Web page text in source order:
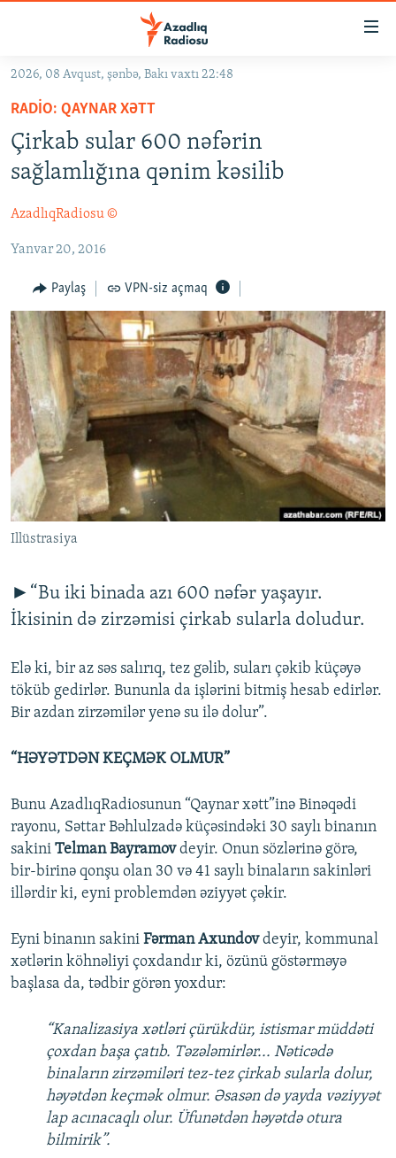
Əsas
qayıt
Əsas
naviqasiyaya
qayıt
Axtarışa
GÜNDƏM
#İZAHLA
KORRUPSIOMETR
#ƏSLINDƏ
FƏRQƏ BAX
QANUNI DOĞRU
ARAŞDIRMA
MULTIMEDIA
VIDEO
FOTOQALEREYA
İNFOQRAFIKA
KARIKATURA
RADIO ARXIV
OXU ZALI
AZƏRBAYCAN ƏDƏBIYYATI KITABXANASI
İSLAM VƏ DEMOKRATIYA
İZ - MƏDƏNIYYƏT PROQRAMI
HAQQIMIZDA
MISSIYAMIZ
PEŞƏ ETIKASI VƏ JURNALISTIKA STANDARTLARIMIZ
MATERIALLARIMIZDAN ISTIFADƏ
AZADLIQRADIOSU MOBIL TELEFONUNUZDA
BIZIMLƏ ƏLAQƏ
BIZI IZLƏ
RFE/RL-in bütün saytları
2026, 08 Avqust, şənbə, Bakı vaxtı 22:48
RADIO: QAYNAR XƏTT
Çirkab sular 600 nəfərin
sağlamlığına qənim kəsilib
AzadlıqRadiosu ©
Yanvar 20, 2016
Paylaş VPN-siz açmaq
Illüstrasiya
►“Bu iki binada azı 600 nəfər yaşayır.
İkisinin də zirzəmisi çirkab sularla doludur.
Elə ki, bir az səs salırıq, tez gəlib, suları çəkib küçəyə
töküb gedirlər. Bununla da işlərini bitmiş hesab edirlər.
Bir azdan zirzəmilər yenə su ilə dolur”.
“HƏYƏTDƏN KEÇMƏK OLMUR”
Bunu AzadlıqRadiosunun “Qaynar xətt”inə Binəqədi
rayonu, Səttar Bəhlulzadə küçəsindəki 30 saylı binanın
sakini Telman Bayramovdeyir. Onun sözlərinə görə,
bir-birinə qonşu olan 30 və 41 saylı binaların sakinləri
illərdir ki, eyni problemdən əziyyət çəkir.
Eyni binanın sakini Fərman Axundovdeyir, kommunal
xətlərin köhnəliyi çoxdandır ki, özünü göstərməyə
başlasa da, tədbir görən yoxdur:
“Kanalizasiya xətləri çürükdür, istismar müddəti
çoxdan başa çatıb. Təzələmirlər... Nəticədə
binaların zirzəmiləri tez-tez çirkab sularla dolur,
həyətdən keçmək olmur. Əsasən də yayda vəziyyət
lap acınacaqlı olur. Üfunətdən həyətdə otura
bilmirik”.